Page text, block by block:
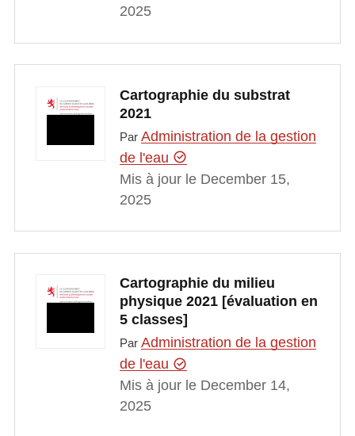
2025
Cartographie du substrat
2021
Par Administration de la gestion
de l'eau
Mis à jour le December 15,
2025
Cartographie du milieu
physique 2021 [évaluation en
5 classes]
Par Administration de la gestion
de l'eau
Mis à jour le December 14,
2025